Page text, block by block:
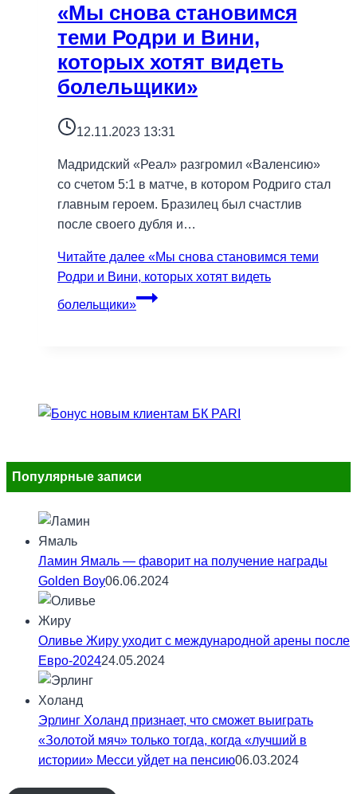
«Мы снова становимся
теми Родри и Вини,
которых хотят видеть
болельщики»
12.11.2023 13:31
Мадридский «Реал» разгромил «Валенсию»
со счетом 5:1 в матче, в котором Родриго стал
главным героем. Бразилец был счастлив
после своего дубля и…
Читайте далее «Мы снова становимся теми
Родри и Вини, которых хотят видеть
болельщики»
Популярные записи
Ламин Ямаль — фаворит на получение награды
Golden Boy06.06.2024
Оливье Жиру уходит с международной арены после
Евро-202424.05.2024
Эрлинг Холанд признает, что сможет выиграть
«Золотой мяч» только тогда, когда «лучший в
истории» Месси уйдет на пенсию06.03.2024